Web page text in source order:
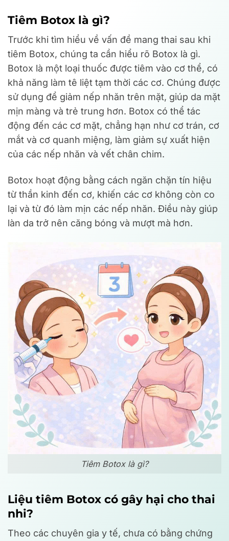
Tiêm Botox là gì?
Trước khi tìm hiểu về vấn đề mang thai sau khi
tiêm Botox, chúng ta cần hiểu rõ Botox là gì.
Botox là một loại thuốc được tiêm vào cơ thể, có
khả năng làm tê liệt tạm thời các cơ. Chúng được
sử dụng để giảm nếp nhăn trên mặt, giúp da mặt
mịn màng và trẻ trung hơn. Botox có thể tác
động đến các cơ mặt, chẳng hạn như cơ trán, cơ
mắt và cơ quanh miệng, làm giảm sự xuất hiện
của các nếp nhăn và vết chân chim.
Botox hoạt động bằng cách ngăn chặn tín hiệu
từ thần kinh đến cơ, khiến các cơ không còn co
lại và từ đó làm mịn các nếp nhăn. Điều này giúp
làn da trở nên căng bóng và mượt mà hơn.
Tiêm Botox là gì?
Liệu tiêm Botox có gây hại cho thai
nhi?
Theo các chuyên gia y tế, chưa có bằng chứng